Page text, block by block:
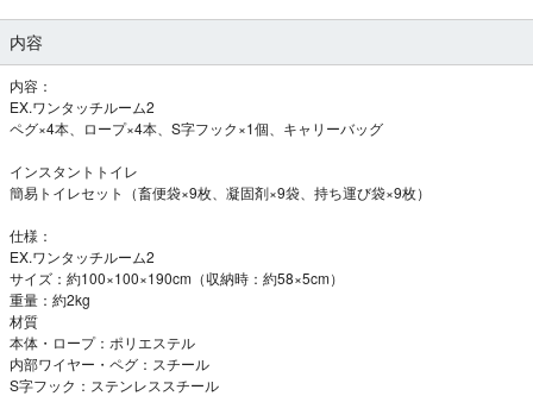
内容
内容：
EX.ワンタッチルーム2
ペグ×4本、ロープ×4本、S字フック×1個、キャリーバッグ
インスタントトイレ
簡易トイレセット（畜便袋×9枚、凝固剤×9袋、持ち運び袋×9枚）
仕様：
EX.ワンタッチルーム2
サイズ：約100×100×190cm（収納時：約58×5cm）
重量：約2kg
材質
本体・ロープ：ポリエステル
内部ワイヤー・ペグ：スチール
S字フック：ステンレススチール